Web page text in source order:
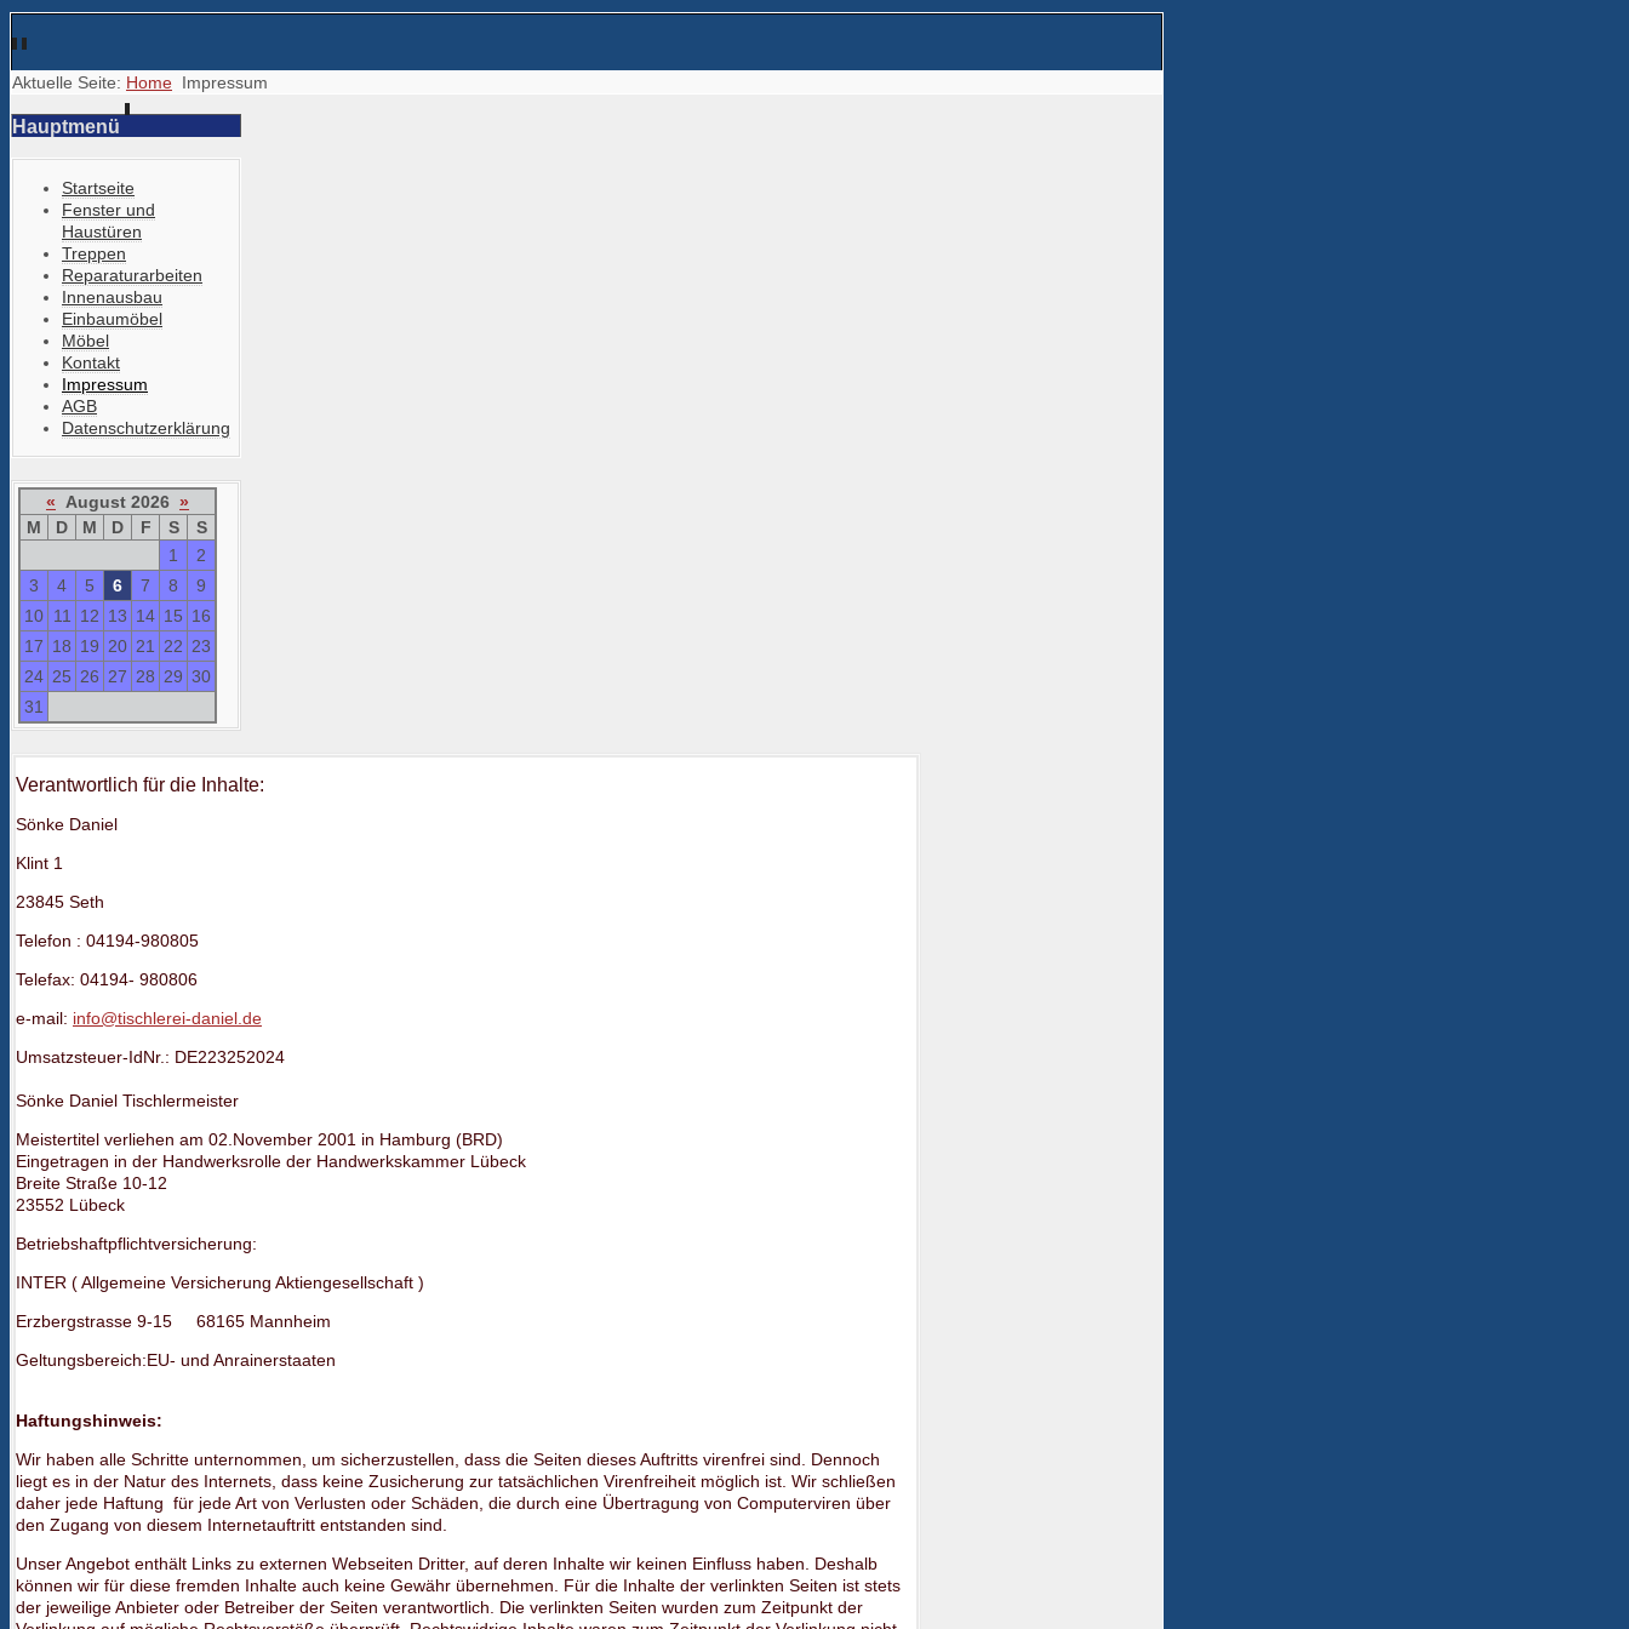
Aktuelle Seite: Home Impressum
Hauptmenü
Startseite
Fenster und
Haustüren
Treppen
Reparaturarbeiten
Innenausbau
Einbaumöbel
Möbel
Kontakt
Impressum
AGB
Datenschutzerklärung
« August 2026 »
M
D M D F S
S
1
2
3
4 5 6 7 8
9
10 11 12 13 14 15 16
17 18 19 20 21 22 23
24 25 26 27 28 29 30
31
Verantwortlich für die Inhalte:
Sönke Daniel
Klint 1
23845 Seth
Telefon : 04194-980805
Telefax: 04194- 980806
e-mail: info@tischlerei-daniel.de
Umsatzsteuer-IdNr.: DE223252024
Sönke Daniel Tischlermeister
Meistertitel verliehen am 02.November 2001 in Hamburg (BRD)
Eingetragen in der Handwerksrolle der Handwerkskammer Lübeck
Breite Straße 10-12
23552 Lübeck
Betriebshaftpflichtversicherung:
INTER ( Allgemeine Versicherung Aktiengesellschaft )
Erzbergstrasse 9-15 68165 Mannheim
Geltungsbereich:EU- und Anrainerstaaten
Haftungshinweis:
Wir haben alle Schritte unternommen, um sicherzustellen, dass die Seiten dieses Auftritts virenfrei sind. Dennoch
liegt es in der Natur des Internets, dass keine Zusicherung zur tatsächlichen Virenfreiheit möglich ist. Wir schließen
daher jede Haftung für jede Art von Verlusten oder Schäden, die durch eine Übertragung von Computerviren über
den Zugang von diesem Internetauftritt entstanden sind.
Unser Angebot enthält Links zu externen Webseiten Dritter, auf deren Inhalte wir keinen Einfluss haben. Deshalb
können wir für diese fremden Inhalte auch keine Gewähr übernehmen. Für die Inhalte der verlinkten Seiten ist stets
der jeweilige Anbieter oder Betreiber der Seiten verantwortlich. Die verlinkten Seiten wurden zum Zeitpunkt der